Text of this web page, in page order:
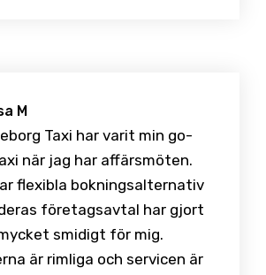
M
Taxi har varit min go-
när jag har affärsmöten.
flexibla bokningsalternativ
företagsavtal har gjort
smidigt för mig.
är rimliga och servicen är